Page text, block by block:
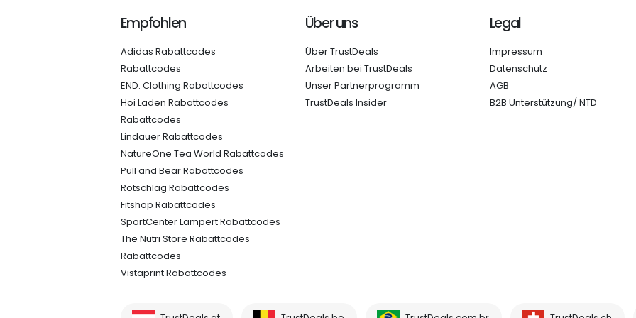
Empfohlen
Adidas Rabattcodes
Rabattcodes
END. Clothing Rabattcodes
Hoi Laden Rabattcodes
Rabattcodes
Lindauer Rabattcodes
NatureOne Tea World Rabattcodes
Pull and Bear Rabattcodes
Rotschlag Rabattcodes
Fitshop Rabattcodes
SportCenter Lampert Rabattcodes
The Nutri Store Rabattcodes
Rabattcodes
Vistaprint Rabattcodes
Über uns
Über TrustDeals
Arbeiten bei TrustDeals
Unser Partnerprogramm
TrustDeals Insider
Legal
Impressum
Datenschutz
AGB
B2B Unterstützung/ NTD